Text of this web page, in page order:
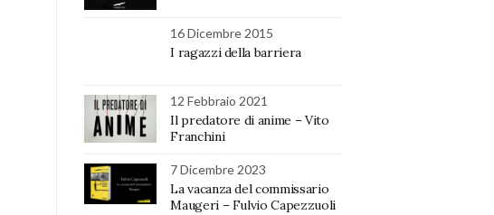
16 Dicembre 2015
I ragazzi della barriera
12 Febbraio 2021
Il predatore di anime – Vito
Franchini
7 Dicembre 2023
La vacanza del commissario
Maugeri – Fulvio Capezzuoli